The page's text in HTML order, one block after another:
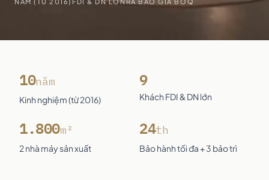
10năm
Kinh nghiệm (từ 2016)
9
Khách FDI & DN lớn
1.800m²
2 nhà máy sản xuất
24th
Bảo hành tối đa + 3 bảo trì